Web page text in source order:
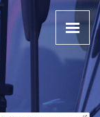
海陸運